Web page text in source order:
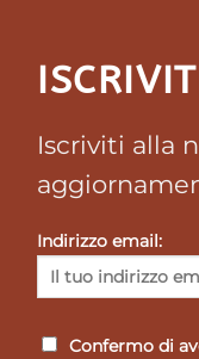
Iscriviti alla
Indirizzo email:
Confermo di
1,5
giornaliero (adulti)